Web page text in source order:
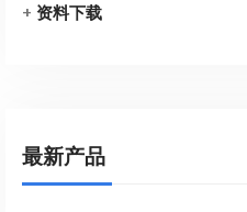
+ 资料下载
最新产品